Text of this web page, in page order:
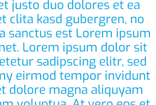
justo duo dolores et ea
clita kasd gubergren, no
sanctus est Lorem ipsum
Lorem ipsum dolor sit
sadipscing elitr, sed
eirmod tempor invidunt
dolore magna aliquyam